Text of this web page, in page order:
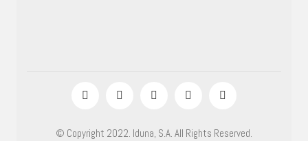
© Copyright 2022. Iduna, S.A. All Rights Reserved.